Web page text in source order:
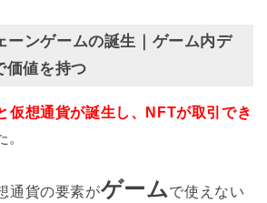
ーンゲームの誕生｜ゲーム内デ
価値を持つ
仮想通貨が誕生し、NFTが取引でき
。
通貨の要素がゲームで使えない